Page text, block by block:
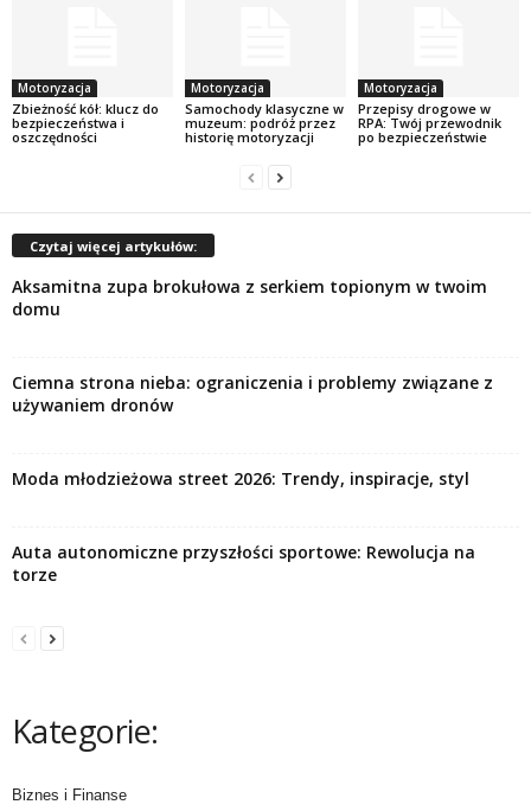
Motoryzacja
Zbieżność kół: klucz do
bezpieczeństwa i
oszczędności
Motoryzacja
Samochody klasyczne w
muzeum: podróż przez
historię motoryzacji
Motoryzacja
Przepisy drogowe w
RPA: Twój przewodnik
po bezpieczeństwie
Czytaj więcej artykułów:
Aksamitna zupa brokułowa z serkiem topionym w twoim
domu
Ciemna strona nieba: ograniczenia i problemy związane z
używaniem dronów
Moda młodzieżowa street 2026: Trendy, inspiracje, styl
Auta autonomiczne przyszłości sportowe: Rewolucja na
torze
Kategorie:
Biznes i Finanse